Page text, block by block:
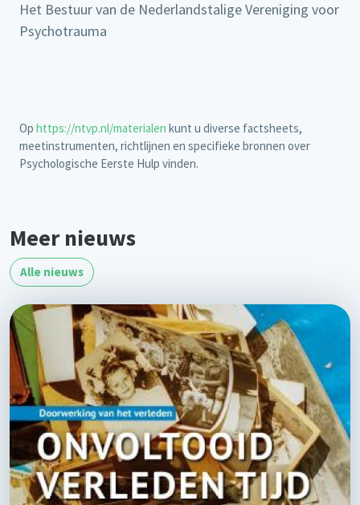
Het Bestuur van de Nederlandstalige Vereniging voor
Psychotrauma
Op https://ntvp.nl/materialen kunt u diverse factsheets,
meetinstrumenten, richtlijnen en specifieke bronnen over
Psychologische Eerste Hulp vinden.
Meer nieuws
Alle nieuws